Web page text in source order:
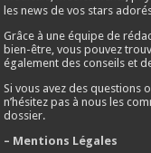
les news de vos stars
Grâce à une équipe de
bien-être, vous pouvez
également des conseils et
Si vous avez des questions
n’hésitez pas à nous les
dossier.
– Mentions Légales